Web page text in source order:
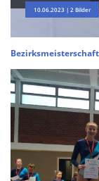
10.06.2023 | 2 Bilder